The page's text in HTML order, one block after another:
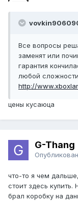
Все вопросы
заменят или
гарантия
любой
http://
цены кусаюца
G-Thang
что-то я чем
стоит здесь
брал коробку на